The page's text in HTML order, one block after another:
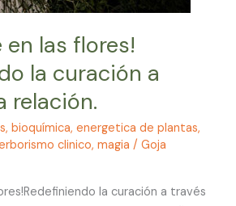
las flores!
la curación a
relación.
,bioquímica,energetica de plantas,
clinico,magia /Goja
la curación a través